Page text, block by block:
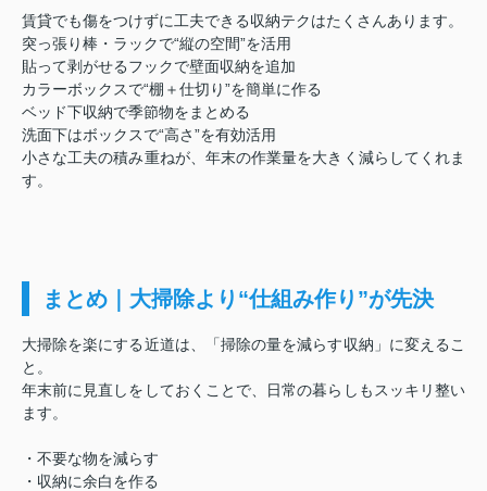
賃貸でも傷をつけずに工夫できる収納テクはたくさんあります。
突っ張り棒・ラックで“縦の空間”を活用
貼って剥がせるフックで壁面収納を追加
カラーボックスで“棚＋仕切り”を簡単に作る
ベッド下収納で季節物をまとめる
洗面下はボックスで“高さ”を有効活用
小さな工夫の積み重ねが、年末の作業量を大きく減らしてくれま
す。
まとめ｜大掃除より“仕組み作り”が先決
大掃除を楽にする近道は、「掃除の量を減らす収納」に変えるこ
と。
年末前に見直しをしておくことで、日常の暮らしもスッキリ整い
ます。
・不要な物を減らす
・収納に余白を作る